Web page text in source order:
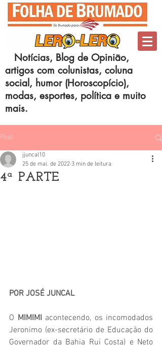
Notícias, Blog de Opinião,
artigos com colunistas, coluna
social, humor (Horoscopício),
modas, esportes, política e muito
mais.
Post
4ª PARTE
jjuncal10
25 de mai. de 2022 3 min de leitura
POR JOSÉ JUNCAL
O MIMIMI acontecendo, os incomodados
Jeronimo (ex-secretário de Educação do
Governador da Bahia Rui Costa) e Neto